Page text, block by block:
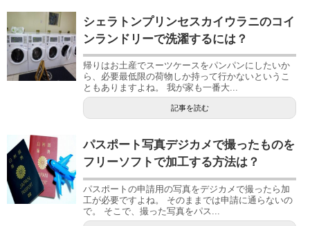
シェラトンプリンセスカイウラニのコイ
ンランドリーで洗濯するには？
帰りはお土産でスーツケースをパンパンにしたいか
ら、必要最低限の荷物しか持って行かないというこ
ともありますよね。 我が家も一番大...
記事を読む
パスポート写真デジカメで撮ったものを
フリーソフトで加工する方法は？
パスポートの申請用の写真をデジカメで撮ったら加
工が必要ですよね。 そのままでは申請に通らないの
で。 そこで、撮った写真をパス...